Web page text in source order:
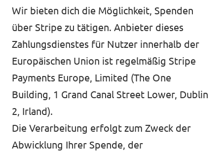
Wir bieten dich die Möglichkeit, Spenden
über Stripe zu tätigen. Anbieter dieses
Zahlungsdienstes für Nutzer innerhalb der
Europäischen Union ist regelmäßig Stripe
Payments Europe, Limited (The One
Building, 1 Grand Canal Street Lower, Dublin
2, Irland).
Die Verarbeitung erfolgt zum Zweck der
Abwicklung Ihrer Spende, der